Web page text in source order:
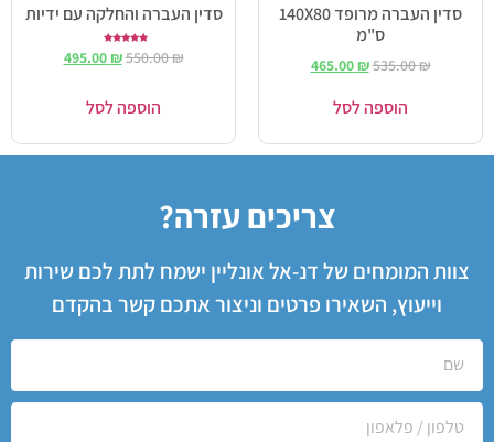
סדין העברה מרופד 140X80
ס"מ
535.00₪
465.00₪
הוספה לסל
סדין העברה והחלקה עם ידיות
5.00
מתוך 5
550.00₪
495.00₪
הוספה לסל
צריכים עזרה?
צוות המומחים של דנ-אל אונליין ישמח לתת לכם שירות
וייעוץ, השאירו פרטים וניצור אתכם קשר בהקדם